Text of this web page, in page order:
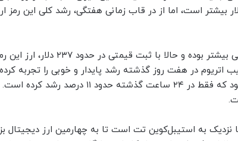
، سرعت رشد سولانا حتی بیشتر بوده و حالا با ثبت قیمتی در حدود
اتریوم در هفت روز گذشته رشد پایدار و خوبی را تجربه
رکورد قبلی ارزش این ارز دیجیتال ۲۱۹ دلار بود که فقط در ۲۴ ساعت گذشته حدود ۱۱
نزدیک به استیبل‌کوین تت است تا به چهارمین ارز دیجیتال